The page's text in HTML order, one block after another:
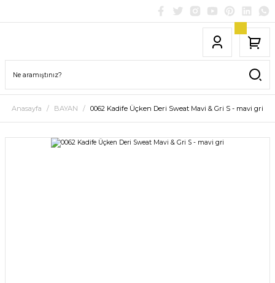
Anasayfa BAYAN 0062 Kadife Üçken Deri Sweat Mavi & Gri S - mavi gri